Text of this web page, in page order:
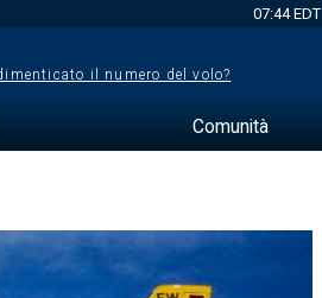
07:44 EDT
il numero del volo?
Comunità